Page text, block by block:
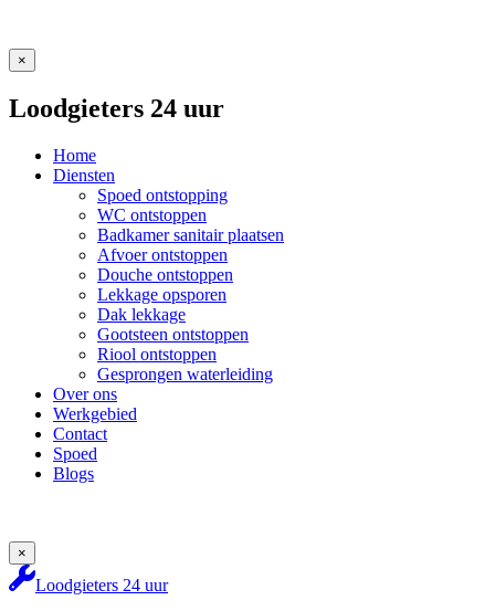
×
Loodgieters 24 uur
Home
Diensten
Spoed ontstopping
WC ontstoppen
Badkamer sanitair plaatsen
Afvoer ontstoppen
Douche ontstoppen
Lekkage opsporen
Dak lekkage
Gootsteen ontstoppen
Riool ontstoppen
Gesprongen waterleiding
Over ons
Werkgebied
Contact
Spoed
Blogs
×
Loodgieters 24 uur